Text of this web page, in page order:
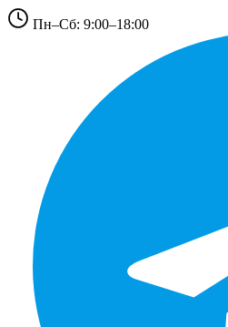
Пн–Сб: 9:00–18:00